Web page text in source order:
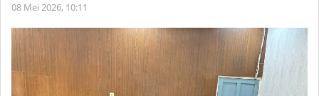
08 Mei 2026, 10:11